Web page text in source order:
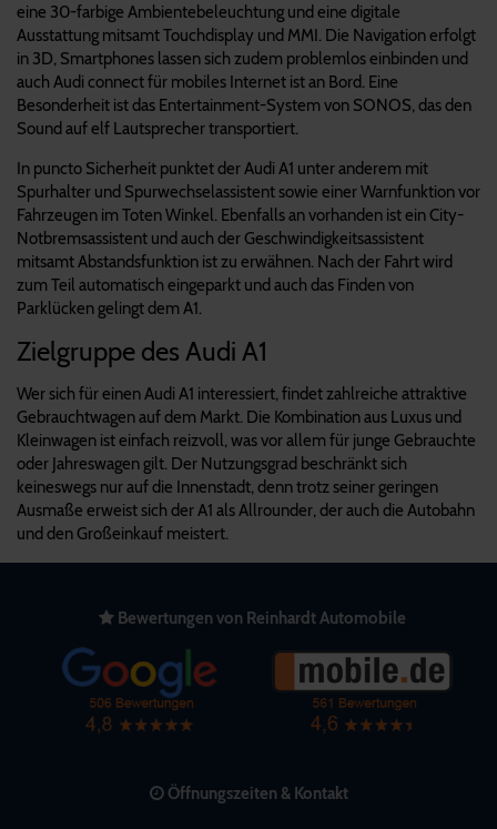
eine 30-farbige Ambientebeleuchtung und eine digitale
Ausstattung mitsamt Touchdisplay und MMI. Die Navigation erfolgt
in 3D, Smartphones lassen sich zudem problemlos einbinden und
auch Audi connect für mobiles Internet ist an Bord. Eine
Besonderheit ist das Entertainment-System von SONOS, das den
Sound auf elf Lautsprecher transportiert.
In puncto Sicherheit punktet der Audi A1 unter anderem mit
Spurhalter und Spurwechselassistent sowie einer Warnfunktion vor
Fahrzeugen im Toten Winkel. Ebenfalls an vorhanden ist ein City-
Notbremsassistent und auch der Geschwindigkeitsassistent
mitsamt Abstandsfunktion ist zu erwähnen. Nach der Fahrt wird
zum Teil automatisch eingeparkt und auch das Finden von
Parklücken gelingt dem A1.
Zielgruppe des Audi A1
Wer sich für einen Audi A1 interessiert, findet zahlreiche attraktive
Gebrauchtwagen auf dem Markt. Die Kombination aus Luxus und
Kleinwagen ist einfach reizvoll, was vor allem für junge Gebrauchte
oder Jahreswagen gilt. Der Nutzungsgrad beschränkt sich
keineswegs nur auf die Innenstadt, denn trotz seiner geringen
Ausmaße erweist sich der A1 als Allrounder, der auch die Autobahn
und den Großeinkauf meistert.
Bewertungen von Reinhardt Automobile
Öffnungszeiten & Kontakt